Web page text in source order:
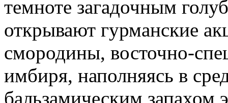
темноте загадочным
открывают гурманские
смородины, восточно-
имбиря, наполняясь в
бальзамическим запахом